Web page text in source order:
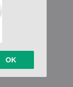
ශිල්පියකුට
අපි
ගැන